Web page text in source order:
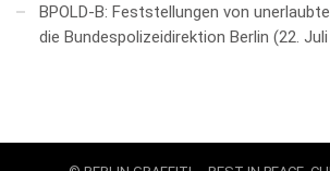
BPOLD-B: Feststellungen von
die Bundespolizeidirektion Berlin
22.